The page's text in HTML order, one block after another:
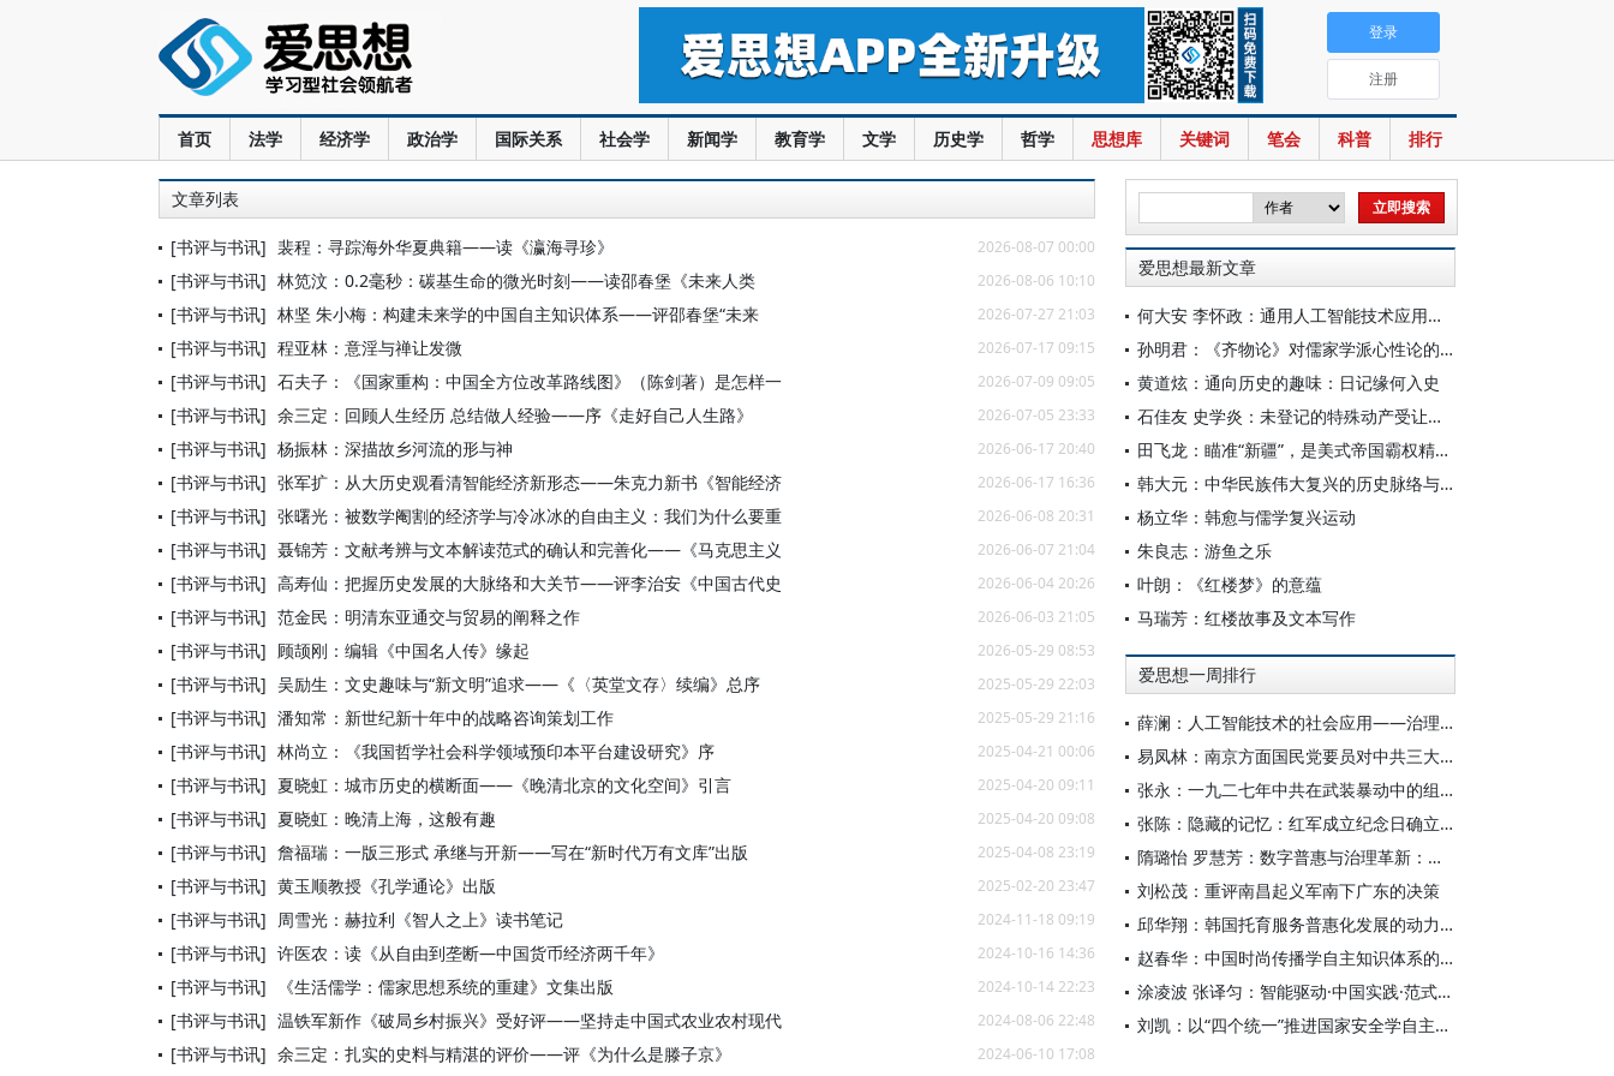
首页 法学 经济学 政治学 国际关系 社会学 新闻学 教育学 文学 历史学 哲学 思想库 关键词 笔会 科普 排行
登录
注册
文章列表
[书评与书讯] 裴程：寻踪海外华夏典籍——读《瀛海寻珍》 2026-08-07 00:00
[书评与书讯] 林笕汶：0.2毫秒：碳基生命的微光时刻——读邵春堡《未来人类 2026-08-06 10:10
[书评与书讯] 林坚 朱小梅：构建未来学的中国自主知识体系——评邵春堡“未来 2026-07-27 21:03
[书评与书讯] 程亚林：意淫与禅让发微 2026-07-17 09:15
[书评与书讯] 石夫子：《国家重构：中国全方位改革路线图》（陈剑著）是怎样一 2026-07-09 09:05
[书评与书讯] 余三定：回顾人生经历 总结做人经验——序《走好自己人生路》 2026-07-05 23:33
[书评与书讯] 杨振林：深描故乡河流的形与神 2026-06-17 20:40
[书评与书讯] 张军扩：从大历史观看清智能经济新形态——朱克力新书《智能经济 2026-06-17 16:36
[书评与书讯] 张曙光：被数学阉割的经济学与冷冰冰的自由主义：我们为什么要重 2026-06-08 20:31
[书评与书讯] 聂锦芳：文献考辨与文本解读范式的确认和完善化——《马克思主义 2026-06-07 21:04
[书评与书讯] 高寿仙：把握历史发展的大脉络和大关节——评李治安《中国古代史 2026-06-04 20:26
[书评与书讯] 范金民：明清东亚通交与贸易的阐释之作 2026-06-03 21:05
[书评与书讯] 顾颉刚：编辑《中国名人传》缘起 2026-05-29 08:53
[书评与书讯] 吴励生：文史趣味与“新文明”追求——《〈英堂文存〉续编》总序 2025-05-29 22:03
[书评与书讯] 潘知常：新世纪新十年中的战略咨询策划工作 2025-05-29 21:16
[书评与书讯] 林尚立：《我国哲学社会科学领域预印本平台建设研究》序 2025-04-21 00:06
[书评与书讯] 夏晓虹：城市历史的横断面——《晚清北京的文化空间》引言 2025-04-20 09:11
[书评与书讯] 夏晓虹：晚清上海，这般有趣 2025-04-20 09:08
[书评与书讯] 詹福瑞：一版三形式 承继与开新——写在“新时代万有文库”出版 2025-04-08 23:19
[书评与书讯] 黄玉顺教授《孔学通论》出版 2025-02-20 23:47
[书评与书讯] 周雪光：赫拉利《智人之上》读书笔记 2024-11-18 09:19
[书评与书讯] 许医农：读《从自由到垄断—中国货币经济两千年》 2024-10-16 14:36
[书评与书讯] 《生活儒学：儒家思想系统的重建》文集出版 2024-10-14 22:23
[书评与书讯] 温铁军新作《破局乡村振兴》受好评——坚持走中国式农业农村现代 2024-08-06 22:48
[书评与书讯] 余三定：扎实的史料与精湛的评价——评《为什么是滕子京》 2024-06-10 17:08
爱思想最新文章
何大安 李怀政：通用人工智能技术应用下的数字调节机制
孙明君：《齐物论》对儒家学派心性论的回应
黄道炫：通向历史的趣味：日记缘何入史
石佳友 史学炎：未登记的特殊动产受让人排除强制执行问题研究
田飞龙：瞄准“新疆”，是美式帝国霸权精心酝酿的专项行动
韩大元：中华民族伟大复兴的历史脉络与宪法内涵
杨立华：韩愈与儒学复兴运动
朱良志：游鱼之乐
叶朗：《红楼梦》的意蕴
马瑞芳：红楼故事及文本写作
爱思想一周排行
薛澜：人工智能技术的社会应用——治理挑战
易凤林：南京方面国民党要员对中共三大起义的反应
张永：一九二七年中共在武装暴动中的组织转型
张陈：隐藏的记忆：红军成立纪念日确立前中共对南昌起义的纪念
隋璐怡 罗慧芳：数字普惠与治理革新：中国人工智能赋能全球南方发展
刘松茂：重评南昌起义军南下广东的决策
邱华翔：韩国托育服务普惠化发展的动力机制、制度路径与政策效应
赵春华：中国时尚传播学自主知识体系的内在逻辑与实践路径
涂凌波 张译匀：智能驱动·中国实践·范式创新：“构建中国新闻传播学自主知识体系”专题研讨会综述
刘凯：以“四个统一”推进国家安全学自主知识体系构建